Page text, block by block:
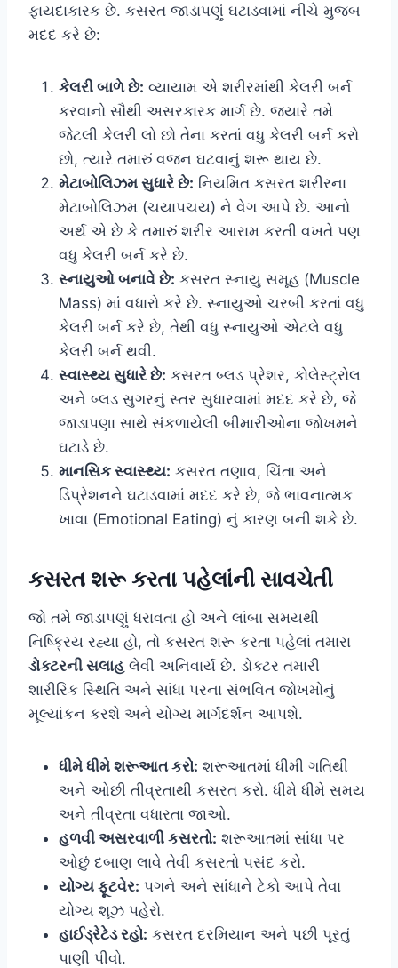
ફાયદાકારક છે. કસરત જાડાપણું ઘટાડવામાં નીચે મુજબ
મદદ કરે છે:
કેલરી બાળે છે: વ્યાયામ એ શરીરમાંથી કેલરી બર્ન
કરવાનો સૌથી અસરકારક માર્ગ છે. જ્યારે તમે
જેટલી કેલરી લો છો તેના કરતાં વધુ કેલરી બર્ન કરો
છો, ત્યારે તમારું વજન ઘટવાનું શરૂ થાય છે.
મેટાબોલિઝમ સુધારે છે: નિયમિત કસરત શરીરના
મેટાબોલિઝમ (ચયાપચય) ને વેગ આપે છે. આનો
અર્થ એ છે કે તમારું શરીર આરામ કરતી વખતે પણ
વધુ કેલરી બર્ન કરે છે.
સ્નાયુઓ બનાવે છે: કસરત સ્નાયુ સમૂહ (Muscle
Mass) માં વધારો કરે છે. સ્નાયુઓ ચરબી કરતાં વધુ
કેલરી બર્ન કરે છે, તેથી વધુ સ્નાયુઓ એટલે વધુ
કેલરી બર્ન થવી.
સ્વાસ્થ્ય સુધારે છે: કસરત બ્લડ પ્રેશર, કોલેસ્ટ્રોલ
અને બ્લડ સુગરનું સ્તર સુધારવામાં મદદ કરે છે, જે
જાડાપણા સાથે સંકળાયેલી બીમારીઓના જોખમને
ઘટાડે છે.
માનસિક સ્વાસ્થ્ય: કસરત તણાવ, ચિંતા અને
ડિપ્રેશનને ઘટાડવામાં મદદ કરે છે, જે ભાવનાત્મક
ખાવા (Emotional Eating) નું કારણ બની શકે છે.
કસરત શરૂ કરતા પહેલાંની સાવચેતી
જો તમે જાડાપણું ધરાવતા હો અને લાંબા સમયથી
નિષ્ક્રિય રહ્યા હો, તો કસરત શરૂ કરતા પહેલાં તમારા
ડોક્ટરની સલાહ લેવી અનિવાર્ય છે. ડોક્ટર તમારી
શારીરિક સ્થિતિ અને સાંધા પરના સંભવિત જોખમોનું
મૂલ્યાંકન કરશે અને યોગ્ય માર્ગદર્શન આપશે.
ધીમે ધીમે શરૂઆત કરો: શરૂઆતમાં ધીમી ગતિથી
અને ઓછી તીવ્રતાથી કસરત કરો. ધીમે ધીમે સમય
અને તીવ્રતા વધારતા જાઓ.
હળવી અસરવાળી કસરતો: શરૂઆતમાં સાંધા પર
ઓછું દબાણ લાવે તેવી કસરતો પસંદ કરો.
યોગ્ય ફૂટવેર: પગને અને સાંધાને ટેકો આપે તેવા
યોગ્ય શૂઝ પહેરો.
હાઈડ્રેટેડ રહો: કસરત દરમિયાન અને પછી પૂરતું
પાણી પીવો.